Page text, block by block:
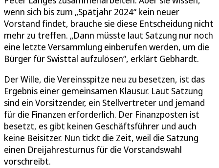
wenn sich bis zum „Spätjahr 2024“ kein neuer
Vorstand findet, brauche sie diese Entscheidung nicht
mehr zu treffen. „Dann müsste laut Satzung nur noch
eine letzte Versammlung einberufen werden, um die
Bürger für Swisttal aufzulösen“, erklärt Gebhardt.
Der Wille, die Vereinsspitze neu zu besetzen, ist das
Ergebnis einer gemeinsamen Klausur. Laut Satzung
sind ein Vorsitzender, ein Stellvertreter und jemand
für die Finanzen erforderlich. Der Finanzposten ist
besetzt, es gibt keinen Geschäftsführer und auch
keine Beisitzer. Nun tickt die Zeit, weil die Satzung
einen Dreijahresturnus für die Vorstandswahl
vorschreibt.